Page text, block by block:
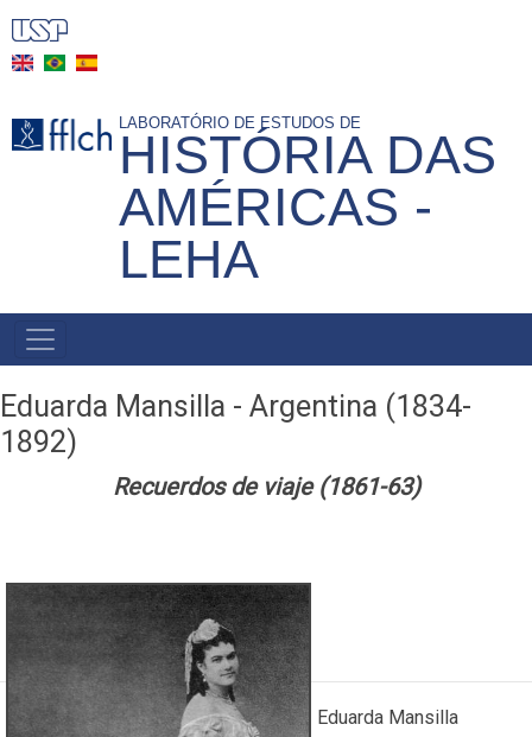
Skip
content
LABORATÓRIO DE ESTUDOS DE
HISTÓRIA DAS
AMÉRICAS -
LEHA
NAVEGAÇÃO
PRINCIPAL
Eduarda Mansilla - Argentina (1834-
1892)
Recuerdos de viaje (1861-63)
Eduarda Mansilla